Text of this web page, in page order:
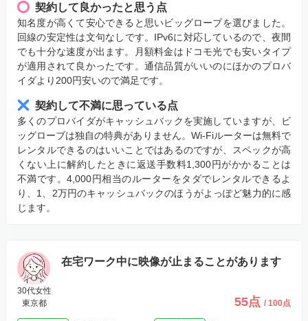
契約して良かったと思う点
知名度が高くて安心できると思いビッグローブを選びました。
回線の安定性は文句なしです。IPv6に対応しているので、夜間
でも十分な速度が出ます。月額料金はドコモ光でも安いタイプ
が適用されて良かったです。通信品質がいいのにほかのプロバ
イダより200円安いので満足です。
契約して不満に思っている点
多くのプロバイダがキャッシュバックを実施していますが、ビ
ッグローブは独自の特典がありません。Wi-Fiルーターは無料で
レンタルできるのはいいことではあるのですが、スペックが高
くない上に解約したときに返送手数料1,300円がかかることは
不満です。4,000円相当のルーターをタダでレンタルできるよ
り、1、2万円のキャッシュバックのほうがよっぽど魅力的に感
じます。
在宅ワーク中に映像が止まることがあります
30代女性
東京都
55点 / 100点